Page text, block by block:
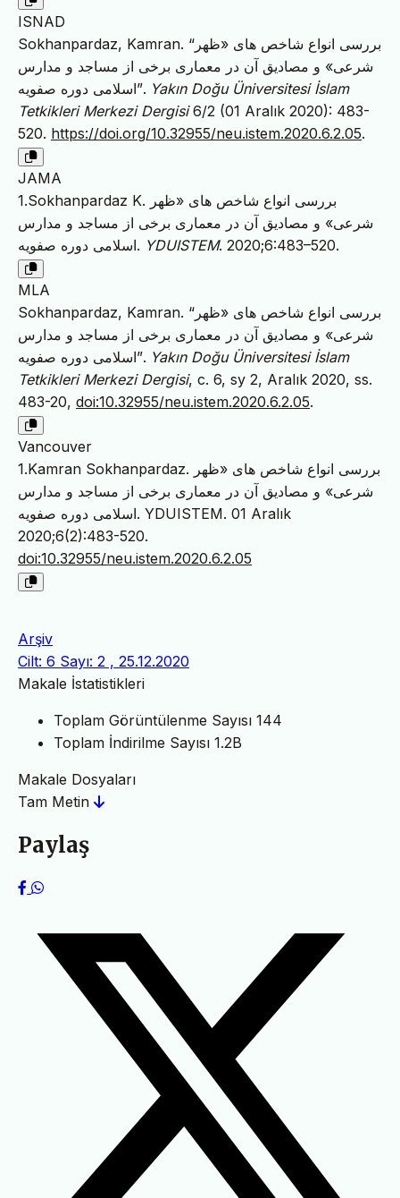
ISNAD
Sokhanpardaz, Kamran. “بررسی انواع شاخص های «ظهر
شرعی» و مصادیق آن در معماری برخی از مساجد و مدارس
اسلامی دوره صفویه”. Yakın Doğu Üniversitesi İslam
Tetkikleri Merkezi Dergisi6/2 (01 Aralık 2020): 483-
520. https://doi.org/10.32955/neu.istem.2020.6.2.05.
JAMA
1.Sokhanpardaz K. بررسی انواع شاخص های «ظهر
شرعی» و مصادیق آن در معماری برخی از مساجد و مدارس
اسلامی دوره صفویه. YDUISTEM. 2020;6:483–520.
MLA
Sokhanpardaz, Kamran. “بررسی انواع شاخص های «ظهر
شرعی» و مصادیق آن در معماری برخی از مساجد و مدارس
اسلامی دوره صفویه”. Yakın Doğu Üniversitesi İslam
Tetkikleri Merkezi Dergisi, c. 6, sy 2, Aralık 2020, ss.
483-20, doi:10.32955/neu.istem.2020.6.2.05.
Vancouver
1.Kamran Sokhanpardaz. بررسی انواع شاخص های «ظهر
شرعی» و مصادیق آن در معماری برخی از مساجد و مدارس
اسلامی دوره صفویه. YDUISTEM. 01 Aralık
2020;6(2):483-520.
doi:10.32955/neu.istem.2020.6.2.05
Arşiv
Cilt: 6 Sayı: 2 , 25.12.2020
Makale İstatistikleri
Toplam Görüntülenme Sayısı 144
Toplam İndirilme Sayısı 1.2B
Makale Dosyaları
Tam Metin
Paylaş